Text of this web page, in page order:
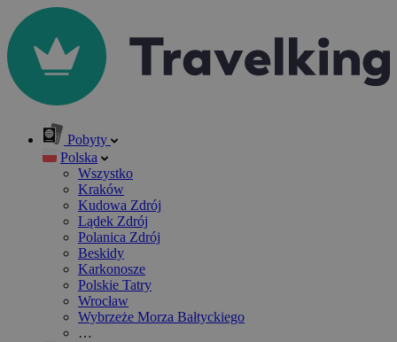
Pobyty
Polska
Wszystko
Kraków
Kudowa Zdrój
Lądek Zdrój
Polanica Zdrój
Beskidy
Karkonosze
Polskie Tatry
Wrocław
Wybrzeże Morza Bałtyckiego
…